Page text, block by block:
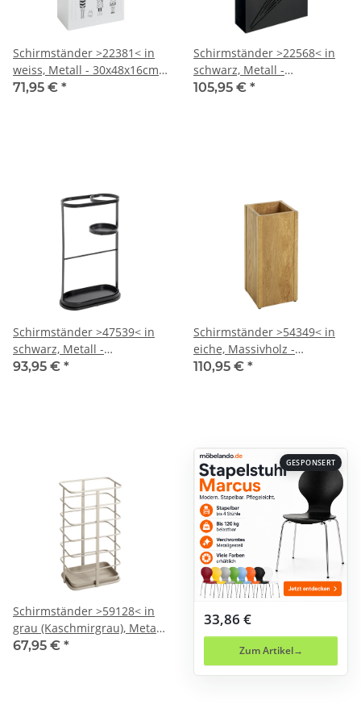
Schirmständer >22381< in
weiss, Metall - 30x48x16cm
(BxHxT)
71,95 € *
Schirmständer >22568< in
schwarz, Metall -
50x48x16cm (BxHxT)
105,95 € *
Schirmständer >47539< in
schwarz, Metall -
37x60x18cm (BxHxT)
93,95 € *
Schirmständer >54349< in
eiche, Massivholz -
20x45x20cm (BxHxT)
110,95 € *
Schirmständer >59128< in
grau (Kaschmirgrau), Metall
- 28x50x20cm (BxHxT)
67,95 € *
GESPONSERT
33,86 €
Zum Artikel